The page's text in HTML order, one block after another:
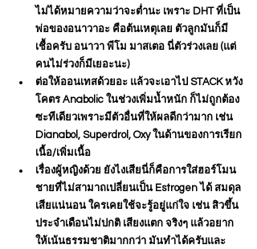
ไม่ได้หมายความว่าจะต่ำนะ เพราะ DHT ที่เป็น
พ่อของอนาวาอะ คือต้นเหตุเลย ตัวลูกมันก็มี
เชื้อครับ อนาวา พีโม มาสเตอ นี่ตัวร่วงเลย (แต่
คนไม่ร่วงก็มีเยอะนะ)
ต่อให้ออนเทสด้วยอะ แล้วจะเอาไป STACK หวัง
โคตร Anabolic ในช่วงเพิ่มน้ำหนัก ก็ไม่ถูกต้อง
ซะทีเดียวเพราะมีตัวอื่นที่ให้ผลดีกว่ามาก เช่น
Dianabol, Superdrol, Oxy ในด้านของการเรียก
เนื้อ/เพิ่มเนื้อ
เรื่องผู้หญิงด้วย ยังไงเสียนี่ก็คือการใส่ฮอร์โมน
ชายที่ไม่สามาถเปลี่ยนเป็น Estrogen ได้ สมดุล
เสียแน่นอน ใครเคยใช้จะรู้อยู่แก่ใจ เช่น สิวขึ้น
ประจำเดือนไม่ปกติ เสียงแตก จริงๆ แล้วอยาก
ให้เน้นธรรมชาติมากกว่า มันทำได้ครับและ